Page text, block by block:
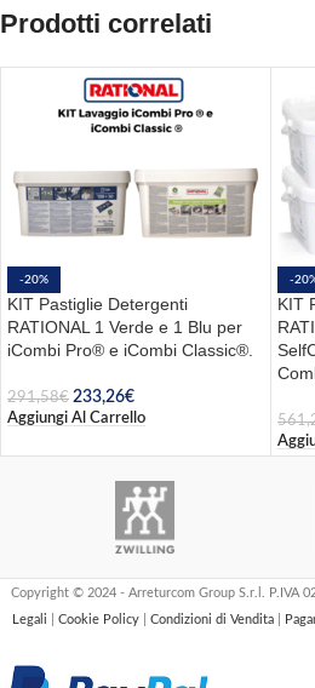
Prodotti correlati
-20%
KIT Pastiglie Detergenti
RATIONAL 1 Verde e 1 Blu per
iCombi Pro® e iCombi Classic®.
291,58€ 233,26€
Aggiungi Al Carrello
-
KIT
Copyright © 2024 - Arreturcom Group S.r.l. P.IVA
Legali
Cookie Policy Condizioni di Vendita